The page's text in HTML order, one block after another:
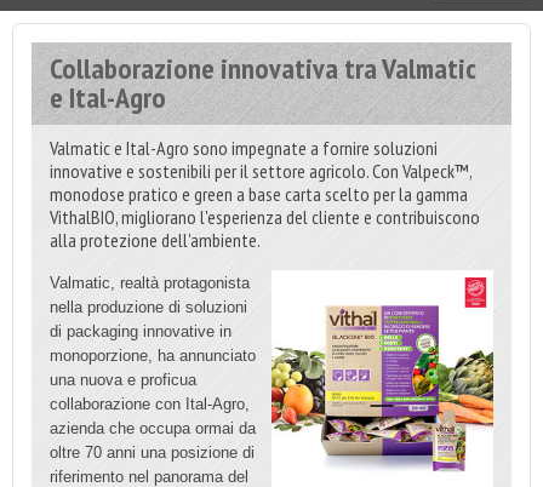
Collaborazione innovativa tra Valmatic
e Ital-Agro
Valmatic e Ital-Agro sono impegnate a fornire soluzioni
innovative e sostenibili per il settore agricolo. Con Valpeck™,
monodose pratico e green a base carta scelto per la gamma
VithalBIO, migliorano l'esperienza del cliente e contribuiscono
alla protezione dell'ambiente.
Valmatic, realtà protagonista
nella produzione di soluzioni
di packaging innovative in
monoporzione, ha annunciato
una nuova e proficua
collaborazione con Ital-Agro,
azienda che occupa ormai da
oltre 70 anni una posizione di
riferimento nel panorama del